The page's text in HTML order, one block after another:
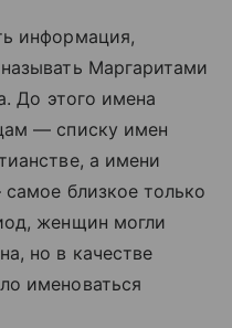
информация,
Маргаритами
До этого имена
— списку имен
а имени
близкое только
женщин могли
но в качестве
именоваться